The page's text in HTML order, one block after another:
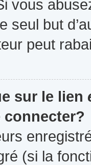
vous
seul but
peut
sur le lien
connecter?
(si la